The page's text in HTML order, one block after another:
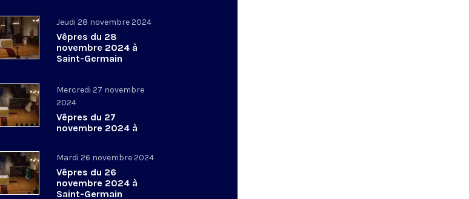
Jeudi 28 novembre 2024
Vêpres du 28
novembre 2024 à
Saint-Germain
Mercredi 27 novembre
2024
Vêpres du 27
novembre 2024 à
Mardi 26 novembre 2024
Vêpres du 26
novembre 2024 à
Saint-Germain